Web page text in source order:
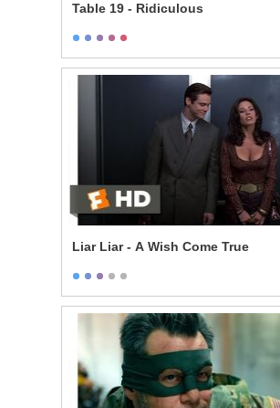
Table 19 - Ridiculous
Liar Liar - A Wish Come True